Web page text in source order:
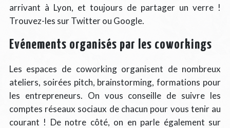
arrivant à Lyon, et toujours de partager un verre !
Trouvez-les sur Twitter ou Google.
Evénements organisés par les coworkings
Les espaces de coworking organisent de nombreux
ateliers, soirées pitch, brainstorming, formations pour
les entrepreneurs. On vous conseille de suivre les
comptes réseaux sociaux de chacun pour vous tenir au
courant ! De notre côté, on en parle également sur